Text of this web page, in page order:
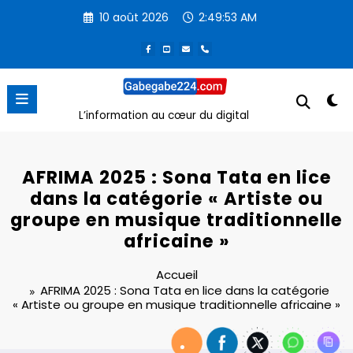
10 août 2026 2:49:54 AM
L’information au cœur du digital
AFRIMA 2025 : Sona Tata en lice
dans la catégorie « Artiste ou
groupe en musique traditionnelle
africaine »
Accueil
AFRIMA 2025 : Sona Tata en lice dans la catégorie
« Artiste ou groupe en musique traditionnelle africaine »